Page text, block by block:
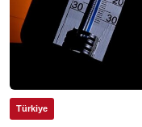
Türkiye